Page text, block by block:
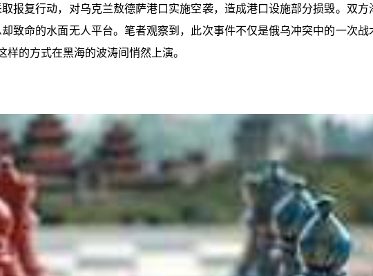
报复行动，对乌克兰敖德萨港口实施空袭，造成港口设施部分损毁。双
致命的水面无人平台。笔者观察到，此次事件不仅是俄乌冲突中的一次
的方式在黑海的波涛间悄然上演。